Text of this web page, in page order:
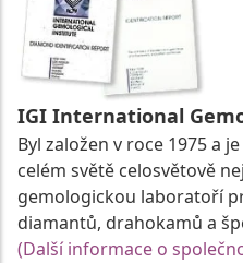
IGI International
Byl založen v roce 1975 a
celém světě celosvětově
gemologickou laboratoří
diamantů, drahokamů a
(Další informace o